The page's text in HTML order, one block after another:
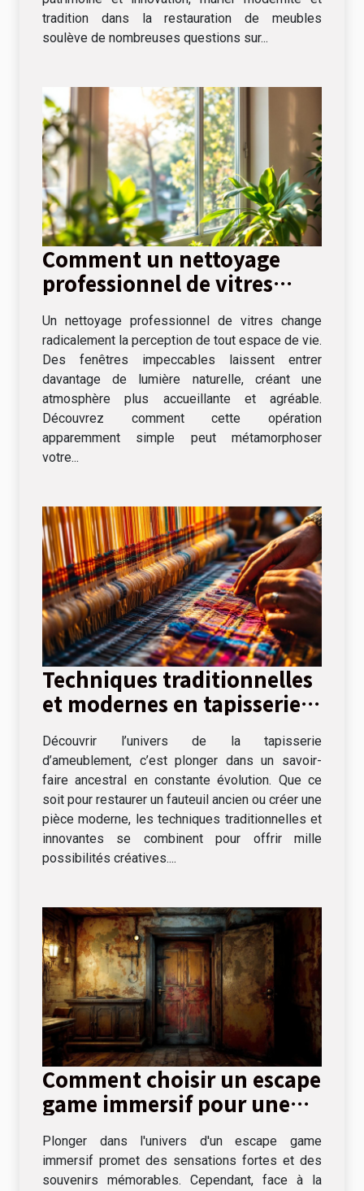
tradition dans la restauration de meubles
soulève de nombreuses questions sur...
Comment un nettoyage
professionnel de vitres
peut transformer votre
espace de vie ?
Un nettoyage professionnel de vitres change
radicalement la perception de tout espace de vie.
Des fenêtres impeccables laissent entrer
davantage de lumière naturelle, créant une
atmosphère plus accueillante et agréable.
Découvrez comment cette opération
apparemment simple peut métamorphoser
votre...
Techniques traditionnelles
et modernes en tapisserie
Découvrir l’univers de la tapisserie
d’ameublement, c’est plonger dans un savoir-
faire ancestral en constante évolution. Que ce
soit pour restaurer un fauteuil ancien ou créer une
pièce moderne, les techniques traditionnelles et
innovantes se combinent pour offrir mille
possibilités créatives....
Comment choisir un escape
game immersif pour une
expérience unique
Plonger dans l'univers d'un escape game
immersif promet des sensations fortes et des
souvenirs mémorables. Cependant, face à la